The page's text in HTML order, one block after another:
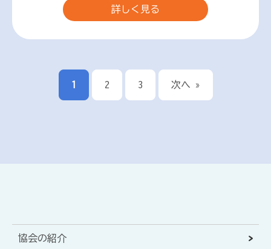
詳しく見る
1 2 3 次へ »
協会の紹介